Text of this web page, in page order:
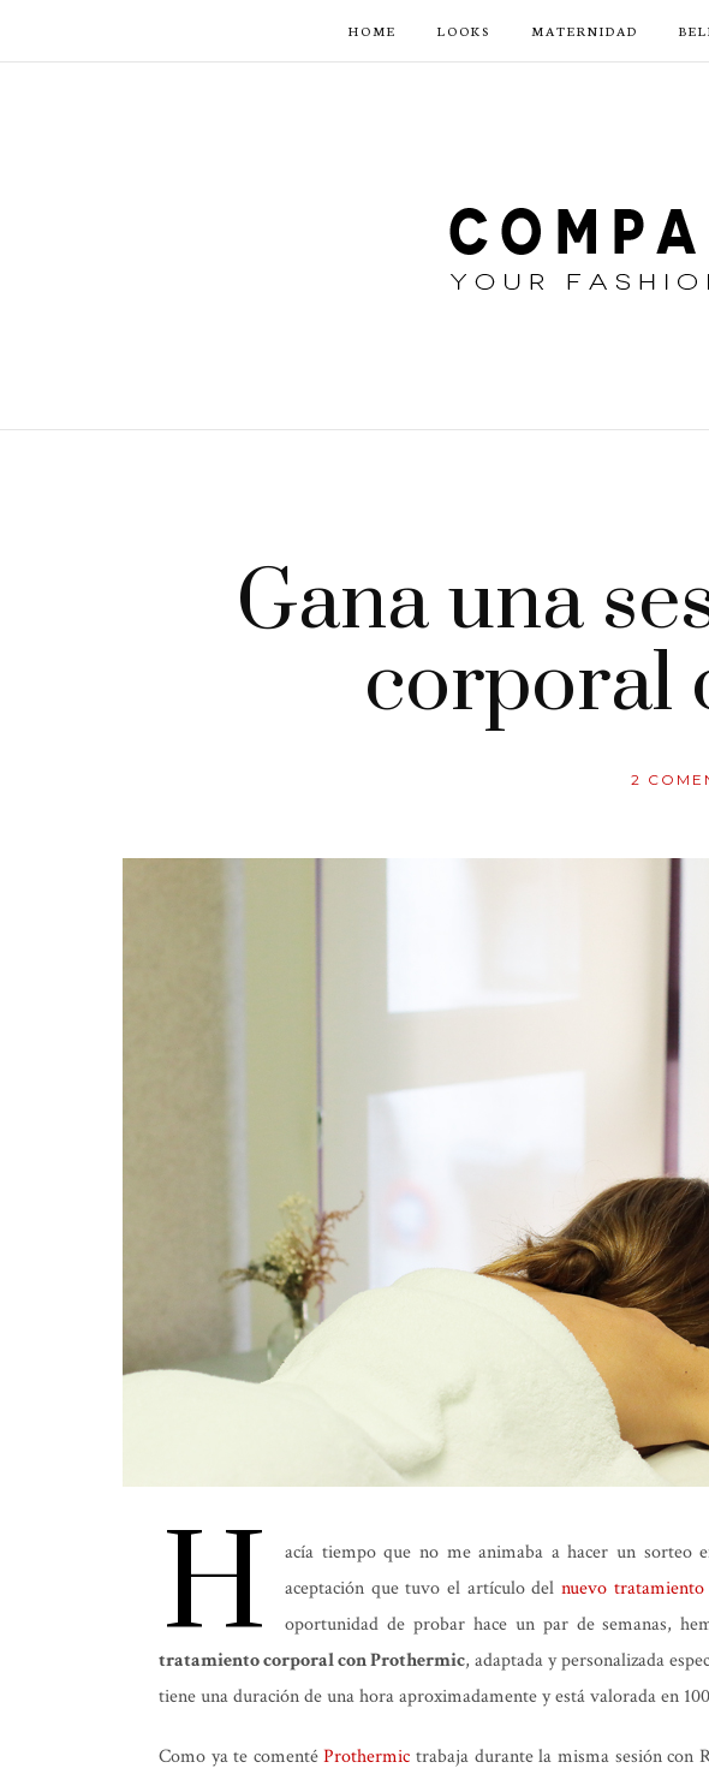
HOME LOOKS MATERNIDAD
Gana una
corporal
2
H
acía tiempo que no me animaba a hacer un
aceptación que tuvo el artículo delnuevo
oportunidad de probar hace un par de semanas,
tratamiento corporal con Prothermic, adaptada y personalizada
tiene una duración de una hora aproximadamente y está valorada en
Como ya te comentéProthermic trabaja durante la misma sesión con